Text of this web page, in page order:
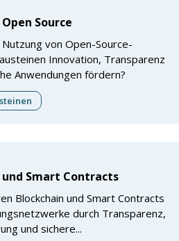
Source
Nutzung von Open-Source-
Innovation, Transparenz
Anwendungen fördern?
und Smart Contracts
Blockchain und Smart Contracts
durch Transparenz,
und sichere...